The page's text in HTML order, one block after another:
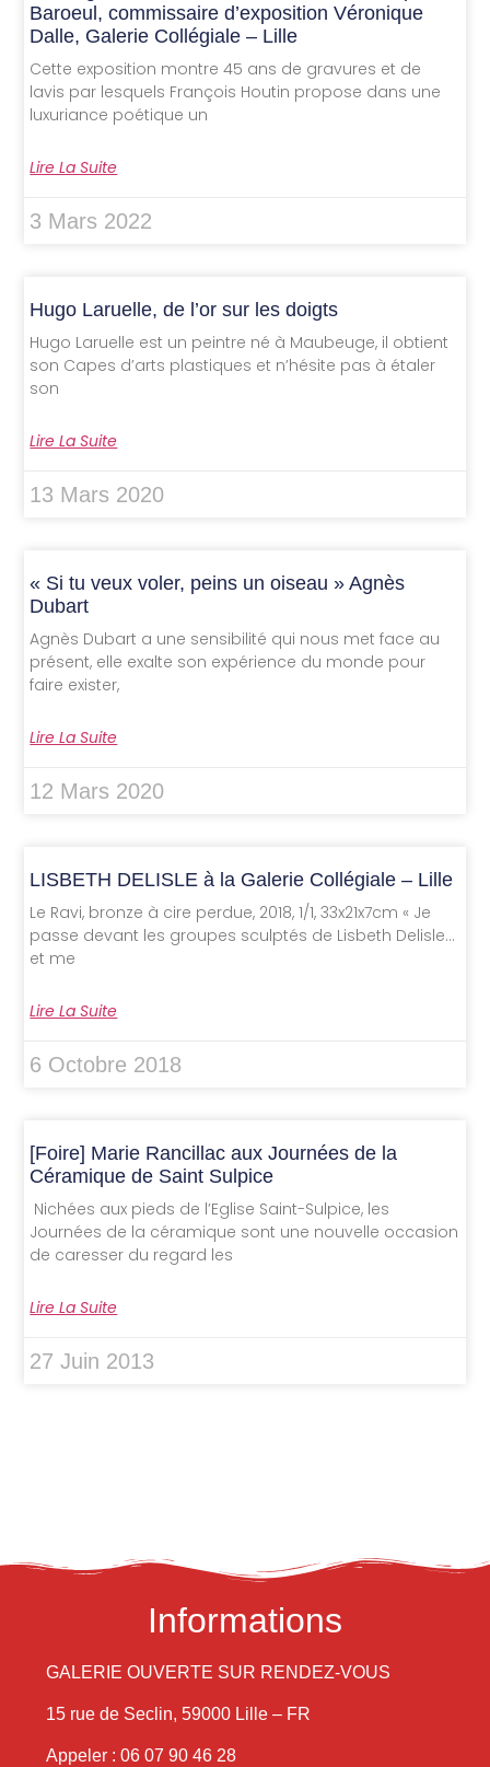
Baroeul, commissaire d’exposition Véronique
Dalle, Galerie Collégiale – Lille
Cette exposition montre 45 ans de gravures et de
lavis par lesquels François Houtin propose dans une
luxuriance poétique un
Lire La Suite
3 Mars 2022
Hugo Laruelle, de l’or sur les doigts
Hugo Laruelle est un peintre né à Maubeuge, il obtient
son Capes d’arts plastiques et n’hésite pas à étaler
son
Lire La Suite
13 Mars 2020
« Si tu veux voler, peins un oiseau » Agnès
Dubart
Agnès Dubart a une sensibilité qui nous met face au
présent, elle exalte son expérience du monde pour
faire exister,
Lire La Suite
12 Mars 2020
LISBETH DELISLE à la Galerie Collégiale – Lille
Le Ravi, bronze à cire perdue, 2018, 1/1, 33x21x7cm « Je
passe devant les groupes sculptés de Lisbeth Delisle…
et me
Lire La Suite
6 Octobre 2018
[Foire] Marie Rancillac aux Journées de la
Céramique de Saint Sulpice
Nichées aux pieds de l’Eglise Saint-Sulpice, les
Journées de la céramique sont une nouvelle occasion
de caresser du regard les
Lire La Suite
27 Juin 2013
Informations
GALERIE OUVERTE SUR RENDEZ-VOUS
15 rue de Seclin, 59000 Lille – FR
Appeler : 06 07 90 46 28